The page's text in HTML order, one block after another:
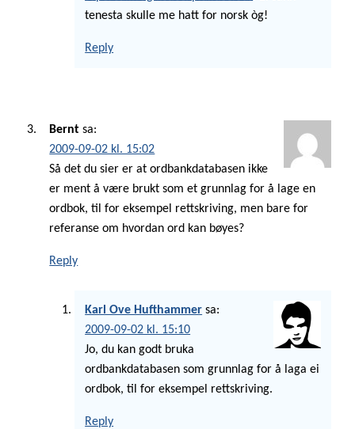
tenesta skulle me hatt for norsk òg!
Reply
Bernt sa:
2009-09-02 kl. 15:02
Så det du sier er at ordbankdatabasen ikke
er ment å være brukt som et grunnlag for å lage en
ordbok, til for eksempel rettskriving, men bare for
referanse om hvordan ord kan bøyes?
Reply
Karl Ove Hufthammer sa:
2009-09-02 kl. 15:10
Jo, du kan godt bruka
ordbankdatabasen som grunnlag for å laga ei
ordbok, til for eksempel rettskriving.
Reply